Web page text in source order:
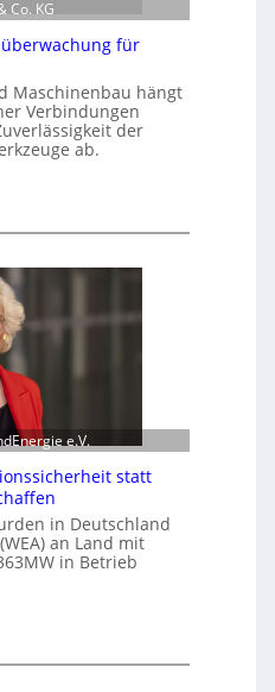
Co. KG
für
Maschinenbau hängt
Verbindungen
der
ab.
e.V.
statt
in Deutschland
an Land mit
in Betrieb